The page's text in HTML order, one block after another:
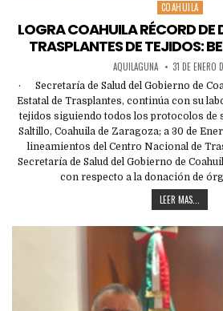
Posted
in
COAHUILA
LOGRA COAHUILA RÉCORD DE
TRASPLANTES DE TEJIDOS:
AQUILAGUNA 31 DE ENERO
· Secretaría de Salud del Gobierno de
Estatal de Trasplantes, continúa con su
tejidos siguiendo todos los protocolos de
Saltillo, Coahuila de Zaragoza; a 30 de
lineamientos del Centro Nacional de
Secretaría de Salud del Gobierno de
con respecto a la donación de
LEER MAS...